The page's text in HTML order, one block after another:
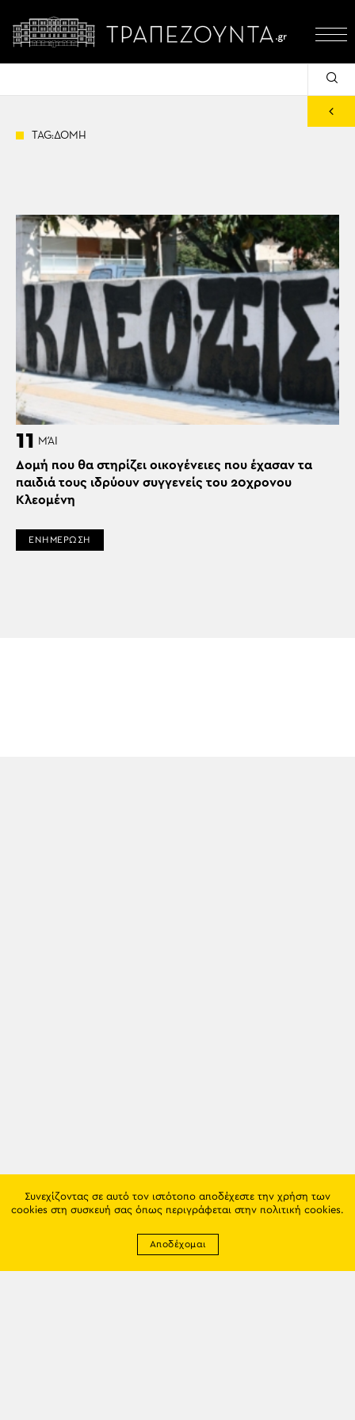
TAG:ΔΟΜΗ
11 ΜΆΙ
Δομή που θα στηρίζει οικογένειες που έχασαν τα
παιδιά τους ιδρύουν συγγενείς του 20χρονου
Κλεομένη
ΕΝΗΜΕΡΩΣΗ
Συνεχίζοντας σε αυτό τον ιστότοπο αποδέχεστε την χρήση των
cookies στη συσκευή σας όπως περιγράφεται στην πολιτική cookies.
Αποδέχομαι